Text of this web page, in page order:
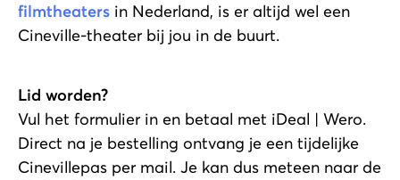
filmtheaters in Nederland, is er altijd wel een
Cineville-theater bij jou in de buurt.
Lid worden?
Vul het formulier in en betaal met iDeal | Wero.
Direct na je bestelling ontvang je een tijdelijke
Cinevillepas per mail. Je kan dus meteen naar de